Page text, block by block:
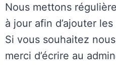
Nous mettons
à jour afin d’ajouter
Si vous souhaitez
merci d’écrire au